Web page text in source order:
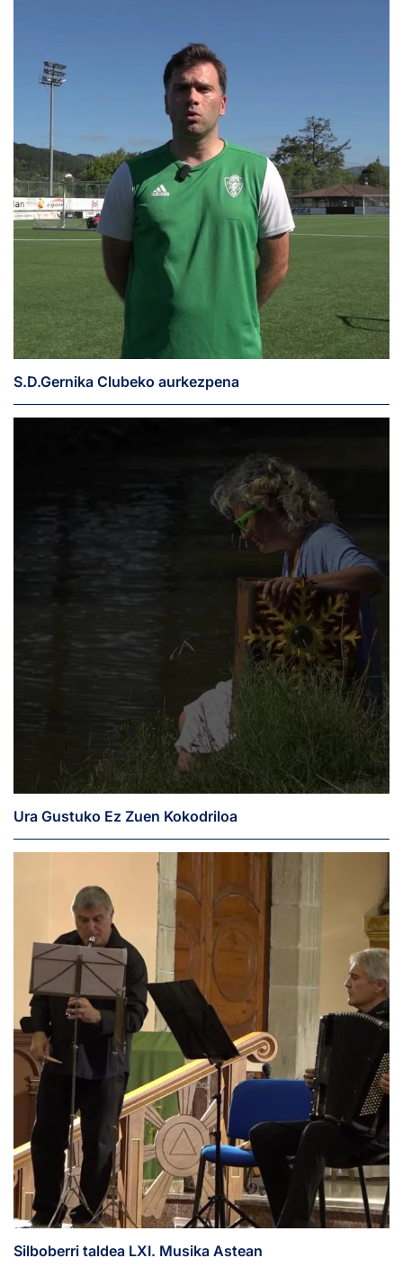
S.D.Gernika Clubeko aurkezpena
Ura Gustuko Ez Zuen Kokodriloa
Silboberri taldea LXI. Musika Astean